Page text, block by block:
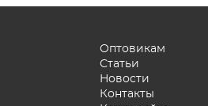
Оптовикам
Статьи
Новости
Контакты